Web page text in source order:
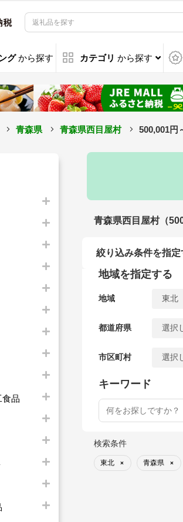
グ から探す カテゴリ から探す
青森県 青森県西目屋村 500,001円
食品
青森県西目屋村（
絞り込み条件を指定
地域を指定する
地域
都道府県
市区町村
キーワード
検索条件
東北 × 青森県 ×